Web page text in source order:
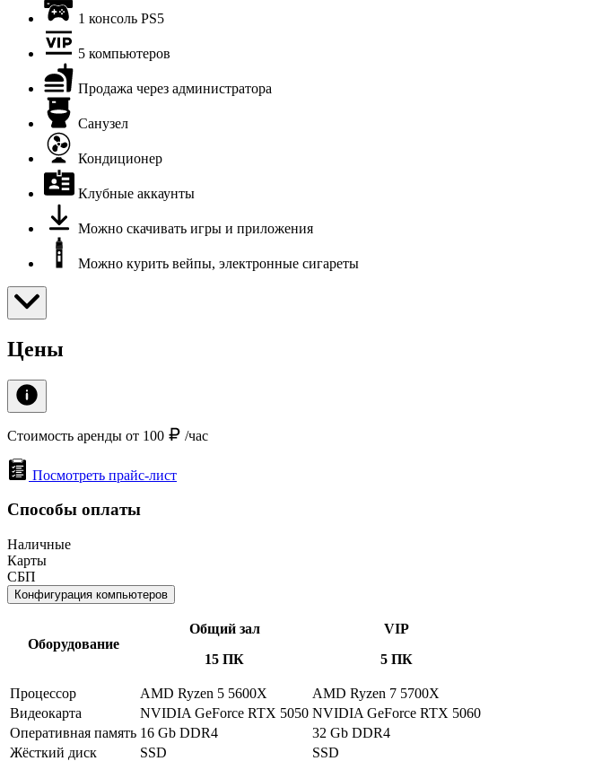
1 консоль PS5
5 компьютеров
Продажа через администратора
Санузел
Кондиционер
Клубные аккаунты
Можно скачивать игры и приложения
Можно курить вейпы, электронные сигареты
Цены
Стоимость аренды от 100 /час
Посмотреть прайс-лист
Способы оплаты
Наличные
Карты
СБП
Конфигурация компьютеров
Оборудование
Общий зал
15 ПК
VIP
5 ПК
Процессор AMD Ryzen 5 5600X
AMD Ryzen 7 5700X
Видеокарта
NVIDIA GeForce RTX 5050 NVIDIA GeForce RTX 5060
Оперативная память 16 Gb DDR4
32 Gb DDR4
Жёсткий диск
SSD SSD